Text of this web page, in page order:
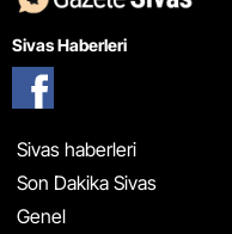
Sivas Haberleri
Sivas haberleri
Son Dakika Sivas
Genel